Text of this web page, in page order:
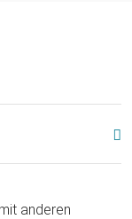
und
Du
anderen